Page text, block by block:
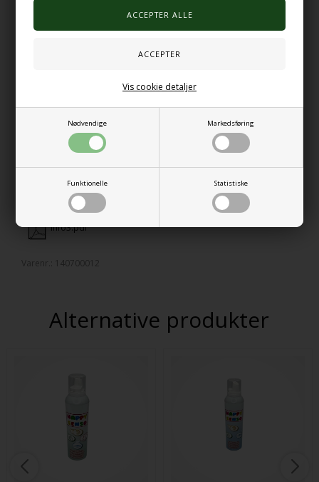
Nødvendige Markedsføring
Funktionelle Statistiske
Vis cookie detaljer
Kun fantasien sætter grænser for, hvordan skummet kan bruges -
lav skummende figurer, farveblandinger, små sanseeksperimenter
eller rolige taktile aktiviteter.
For den bedste oplevelse anbefales det, at skummet har
håndvasken. Hvis skummet kommer på tøjet, kan det vaskes af ved
Produktet er CE-mærket og sikkert til børn fra 3 år.
Info.pdf
Info2.pdf
Info3.pdf
Varenr.: 140700012
Alternative produkter